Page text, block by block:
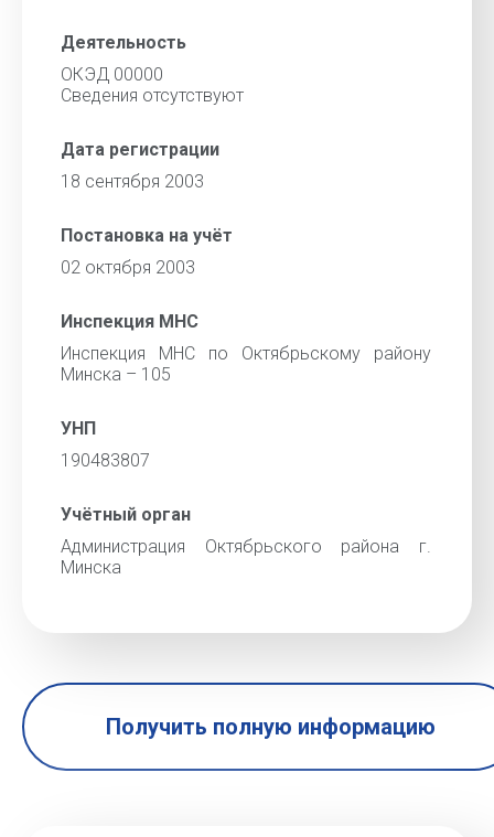
Деятельность
ОКЭД 00000
Cведения отсутствуют
Дата регистрации
18 сентября 2003
Постановка на учёт
02 октября 2003
Инспекция МНС
Инспекция МНС по Октябрьскому району
Минска – 105
УНП
190483807
Учётный орган
Администрация Октябрьского района г.
Минска
Получить полную информацию